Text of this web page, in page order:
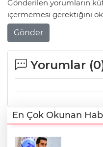
Gönderilen yorumların
içermemesi gerektiğini
Gönder
Yorumlar (0
En Çok Okunan